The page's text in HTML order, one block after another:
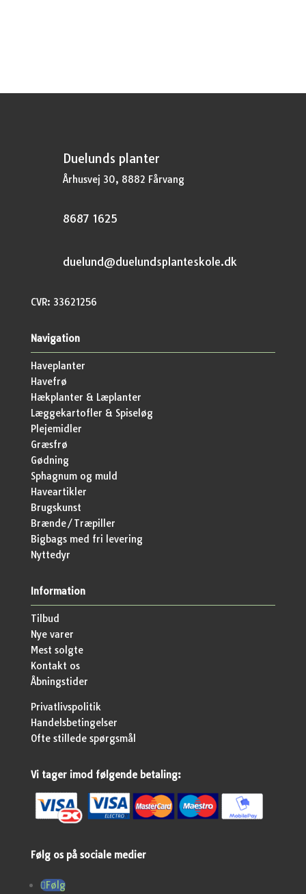
Duelunds planter
Århusvej 30, 8882 Fårvang
8687 1625
duelund@duelundsplanteskole.dk
CVR: 33621256
Navigation
Haveplanter
Havefrø
Hækplanter & Læplanter
Læggekartofler & Spiseløg
Plejemidler
Græsfrø
Gødning
Sphagnum og muld
Haveartikler
Brugskunst
Brænde/Træpiller
Bigbags med fri levering
Nyttedyr
Information
Tilbud
Nye varer
Mest solgte
Kontakt os
Åbningstider
Privatlivspolitik
Handelsbetingelser
Ofte stillede spørgsmål
Vi tager imod følgende betaling:
Følg os på sociale medier
Følg